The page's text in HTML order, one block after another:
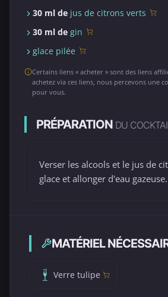
30 ml de jus de citrons verts
30 ml de gin
glace pilée
Certains liens « acheter » sont des liens
achetez via ces liens, nous percevons une
pour vous.
PRÉPARATION DU
Verser les alcools et le jus de
glace et allonger d'eau gazeuse.
MATÉRIEL
Verre tulipe